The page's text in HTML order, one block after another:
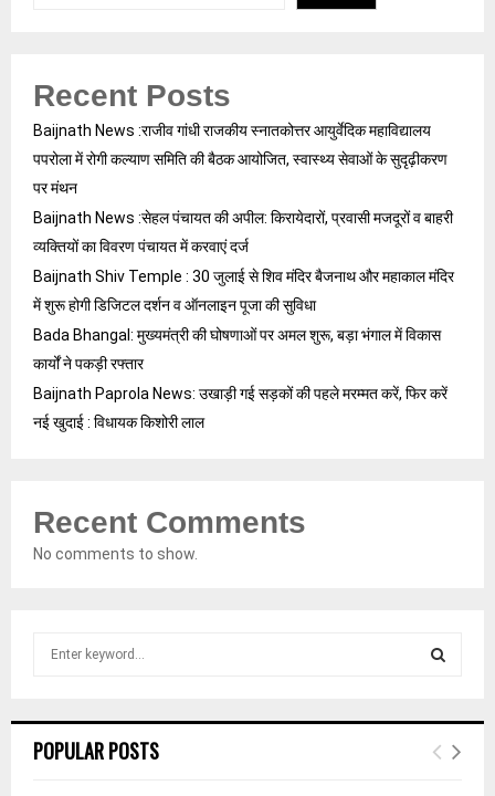
Recent Posts
Baijnath News :राजीव गांधी राजकीय स्नातकोत्तर आयुर्वेदिक महाविद्यालय
पपरोला में रोगी कल्याण समिति की बैठक आयोजित, स्वास्थ्य सेवाओं के सुदृढ़ीकरण
पर मंथन
Baijnath News :सेहल पंचायत की अपील: किरायेदारों, प्रवासी मजदूरों व बाहरी
व्यक्तियों का विवरण पंचायत में करवाएं दर्ज
Baijnath Shiv Temple : 30 जुलाई से शिव मंदिर बैजनाथ और महाकाल मंदिर
में शुरू होगी डिजिटल दर्शन व ऑनलाइन पूजा की सुविधा
Bada Bhangal: मुख्यमंत्री की घोषणाओं पर अमल शुरू, बड़ा भंगाल में विकास
कार्यों ने पकड़ी रफ्तार
Baijnath Paprola News: उखाड़ी गई सड़कों की पहले मरम्मत करें, फिर करें
नई खुदाई : विधायक किशोरी लाल
Recent Comments
No comments to show.
h
E
POPULAR POSTS